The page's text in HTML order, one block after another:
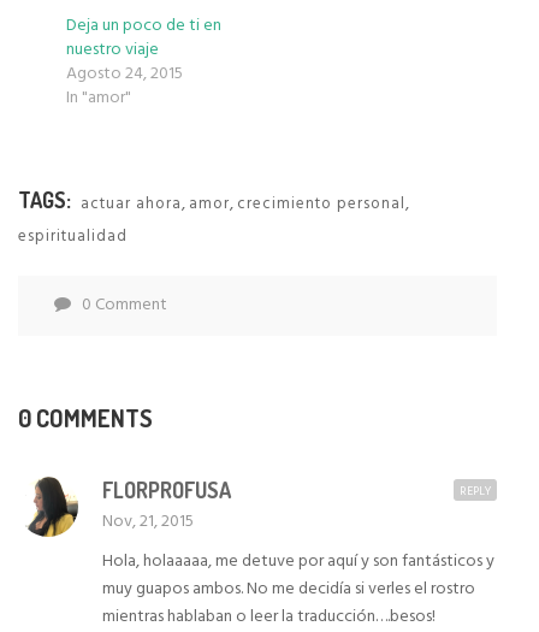
Deja un poco de ti en
nuestro viaje
Agosto 24, 2015
In "amor"
TAGS: actuar ahora,amor,crecimiento personal,
espiritualidad
0 Comment
0 COMMENTS
FLORPROFUSA
Nov, 21, 2015
Hola, holaaaaa, me detuve por aquí y son fantásticos y
muy guapos ambos. No me decidía si verles el rostro
mientras hablaban o leer la traducción….besos!
REPLY